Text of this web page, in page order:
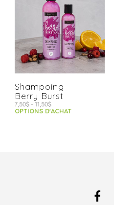
Shampoing
Berry Burst
7,50$–11,50$
OPTIONS D'ACHAT